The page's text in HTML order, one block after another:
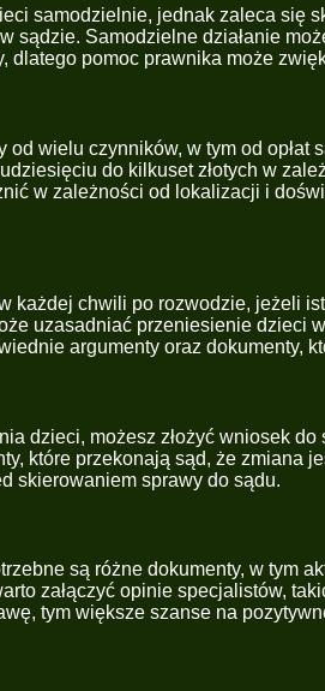
samodzielnie, jednak zaleca się
sądzie. Samodzielne działanie
pomoc prawnika może
wielu czynników, w tym od
do kilkuset złotych w
w zależności od lokalizacji i
każdej chwili po rozwodzie, jeżeli
uzasadniać przeniesienie
argumenty oraz dokumenty,
dzieci, możesz złożyć wniosek
które przekonają sąd, że
skierowaniem sprawy do sądu.
są różne dokumenty, w tym
załączyć opinie specjalistów,
tym większe szanse na